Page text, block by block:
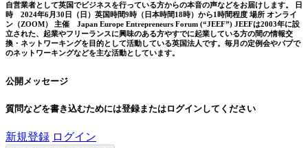
自営業者として英国でビジネスを行っている方からの本音の声などをお届けします。 日
時 2024年6月30日（日）英国時間9時（日本時間18時）から1時間程度 場所 オンライ
ン（ZOOM） 主催 Japan Europe Entrepreneurs Forum (“JEEF”) JEEFは2003年に設
立された、起業やフリーランスに興味のある方やすでに起業している方の間の情報交
換・ネットワーキングを目的として活動している英国法人です。毎月の定例会やパブで
のネットワーキングなどを主な活動としています。
公開メッセージ
質問などを書き込むためには登録またはログインしてください
新規登録 ログイン